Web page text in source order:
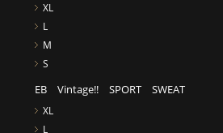
XL
L
M
S
EB Vintage!! SPORT SWEAT
XL
L